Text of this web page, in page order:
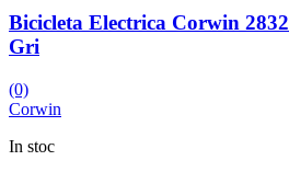
Bicicleta Electrica Corwin
Gri
(0)
Corwin
In stoc